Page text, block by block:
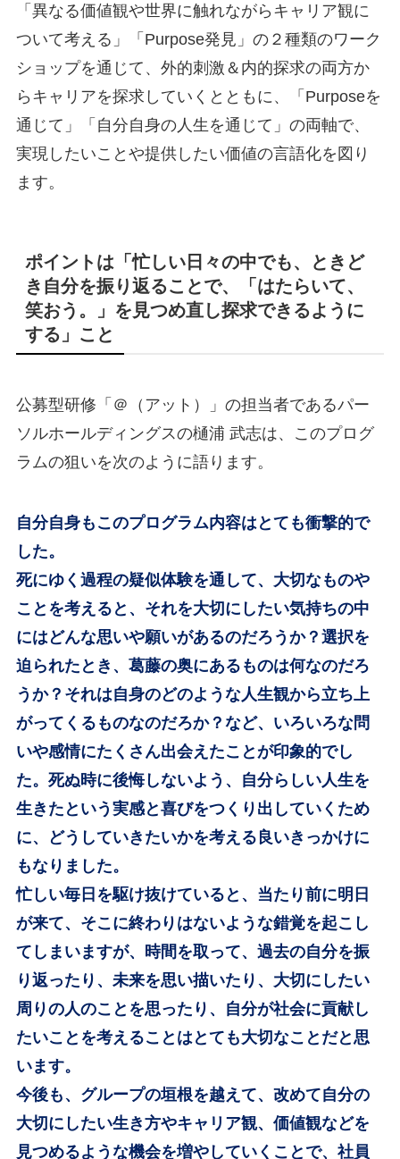
「異なる価値観や世界に触れながらキャリア観に
ついて考える」「Purpose発見」の２種類のワーク
ショップを通じて、外的刺激＆内的探求の両方か
らキャリアを探求していくとともに、「Purposeを
通じて」「自分自身の人生を通じて」の両軸で、
実現したいことや提供したい価値の言語化を図り
ます。
ポイントは「忙しい日々の中でも、ときど
き自分を振り返ることで、「はたらいて、
笑おう。」を見つめ直し探求できるように
する」こと
公募型研修「＠（アット）」の担当者であるパー
ソルホールディングスの樋浦 武志は、このプログ
ラムの狙いを次のように語ります。
自分自身もこのプログラム内容はとても衝撃的で
した。
死にゆく過程の疑似体験を通して、大切なものや
ことを考えると、それを大切にしたい気持ちの中
にはどんな思いや願いがあるのだろうか？選択を
迫られたとき、葛藤の奥にあるものは何なのだろ
うか？それは自身のどのような人生観から立ち上
がってくるものなのだろか？など、いろいろな問
いや感情にたくさん出会えたことが印象的でし
た。死ぬ時に後悔しないよう、自分らしい人生を
生きたという実感と喜びをつくり出していくため
に、どうしていきたいかを考える良いきっかけに
もなりました。
忙しい毎日を駆け抜けていると、当たり前に明日
が来て、そこに終わりはないような錯覚を起こし
てしまいますが、時間を取って、過去の自分を振
り返ったり、未来を思い描いたり、大切にしたい
周りの人のことを思ったり、自分が社会に貢献し
たいことを考えることはとても大切なことだと思
います。
今後も、グループの垣根を越えて、改めて自分の
大切にしたい生き方やキャリア観、価値観などを
見つめるような機会を増やしていくことで、社員